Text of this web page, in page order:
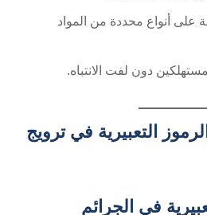
على أنواع محددة من المواد
دون لفت الانتباه.
التعبيرية في ترويج
في الجرائم